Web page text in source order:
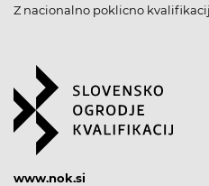
Z nacionalno poklicno
www.nok.si